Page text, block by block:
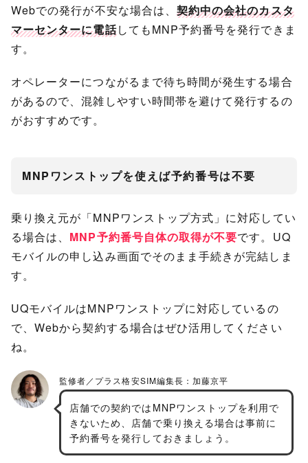
Webでの発行が不安な場合は、 契約中の会社のカスタ
マーセンターに電話してもMNP予約番号を発行できま
す。
オペレーターにつながるまで待ち時間が発生する場合
があるので、混雑しやすい時間帯を避けて発行するの
がおすすめです。
MNPワンストップを使えば予約番号は不要
乗り換え元が「MNPワンストップ方式」に対応してい
る場合は、 MNP予約番号自体の取得が不要です。UQ
モバイルの申し込み画面でそのまま手続きが完結しま
す。
UQモバイルはMNPワンストップに対応しているの
で、Webから契約する場合はぜひ活用してください
ね。
店舗での契約ではMNPワンストップを利用で
きないため、店舗で乗り換える場合は事前に
予約番号を発行しておきましょう。